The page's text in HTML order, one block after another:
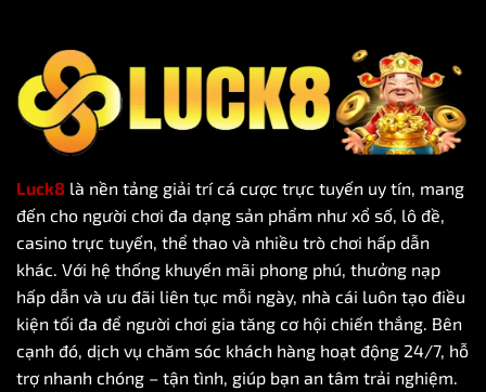
Luck8 là nền tảng giải trí cá cược trực tuyến uy tín, mang
đến cho người chơi đa dạng sản phẩm như xổ số, lô đề,
casino trực tuyến, thể thao và nhiều trò chơi hấp dẫn
khác. Với hệ thống khuyến mãi phong phú, thưởng nạp
hấp dẫn và ưu đãi liên tục mỗi ngày, nhà cái luôn tạo điều
kiện tối đa để người chơi gia tăng cơ hội chiến thắng. Bên
cạnh đó, dịch vụ chăm sóc khách hàng hoạt động 24/7, hỗ
trợ nhanh chóng – tận tình, giúp bạn an tâm trải nghiệm.